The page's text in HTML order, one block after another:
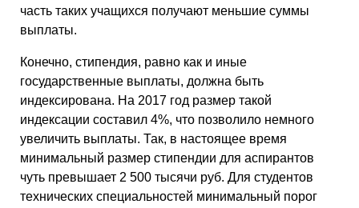
часть таких учащихся получают меньшие суммы
выплаты.
Конечно, стипендия, равно как и иные
государственные выплаты, должна быть
индексирована. На 2017 год размер такой
индексации составил 4%, что позволило немного
увеличить выплаты. Так, в настоящее время
минимальный размер стипендии для аспирантов
чуть превышает 2 500 тысячи руб. Для студентов
технических специальностей минимальный порог